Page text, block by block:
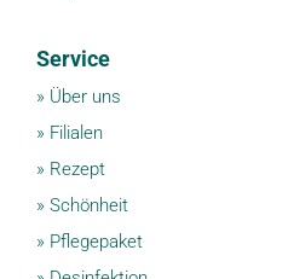
Service
» Über uns
» Filialen
» Rezept
» Schönheit
» Pflegepaket